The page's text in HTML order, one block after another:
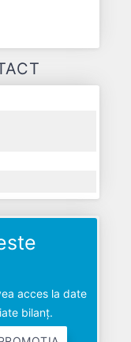
acces la date
bilanț.